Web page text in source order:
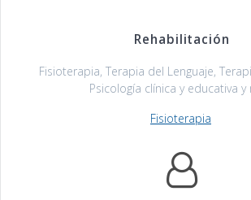
Rehabilitación
Fisioterapia, Terapia del Lenguaje,
Psicología clínica y educativa y
Fisioterapia